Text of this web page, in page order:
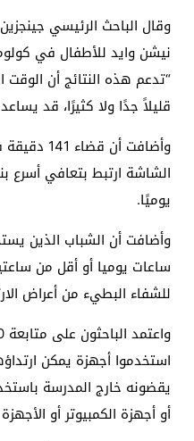
وقال الباحث الرئيسي
نيشن وايد للأطفال في
“تدعم هذه النتائج أن
قليلاً جدًا ولا كثيرًا، قد
وأضافت أن
يوميًا.
وأضافت أن الشباب الذين
ساعات يوميا أو أقل من
للشفاء البطيء من أعراض
استخدموا أجهزة يمكن
يقضونه خارج المدرسة
أو أجهزة الكمبيوتر أو